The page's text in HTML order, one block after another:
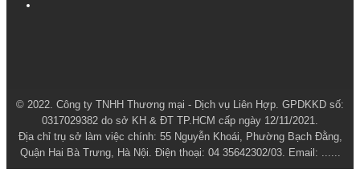
© 2022. Công ty TNHH Thương mại - Dịch vụ Liên Hợp. GPDKKD số:
0317029382 do sở KH & ĐT TP.HCM cấp ngày 12/11/2021.
Địa chỉ trụ sở làm việc chính: 55 Nguyễn Khoái, Phường Bạch Đằng,
Quận Hai Bà Trưng, Hà Nội. Điện thoại: 04 35642302/03. Email: ......